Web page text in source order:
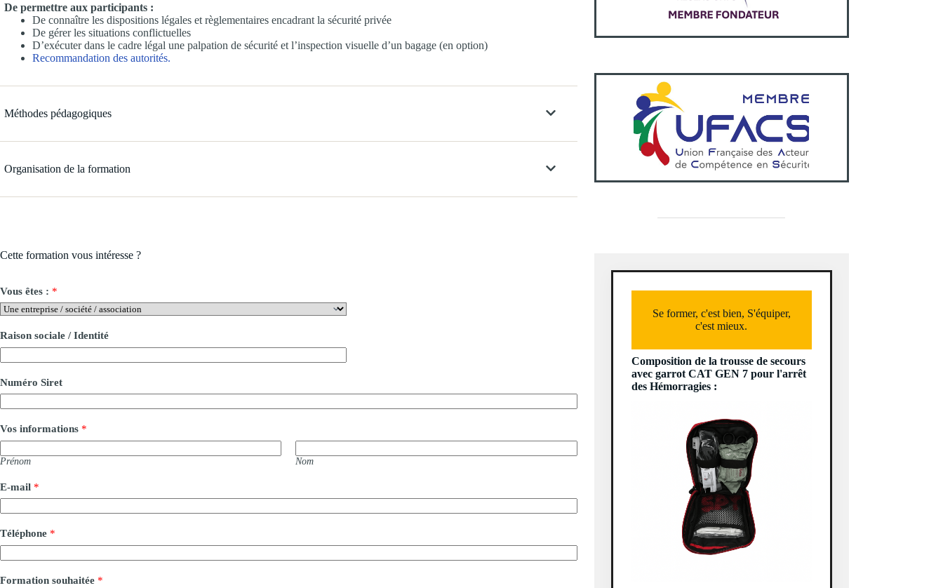
De permettre aux participants :
De connaître les dispositions légales et règlementaires encadrant la sécurité privée
De gérer les situations conflictuelles
D’exécuter dans le cadre légal une palpation de sécurité et l’inspection visuelle d’un bagage (en option)
Recommandation des autorités.
Méthodes pédagogiques
Organisation de la formation
Cette formation vous intéresse ?
Vous êtes : *
Raison sociale / Identité
Numéro Siret
Vos informations *
Prénom Nom
E-mail *
Téléphone *
Formation souhaitée *
Se former, c'est bien, S'équiper,
c'est mieux.
Composition de la trousse de secours
avec garrot CAT GEN 7 pour l'arrêt
des Hémorragies :